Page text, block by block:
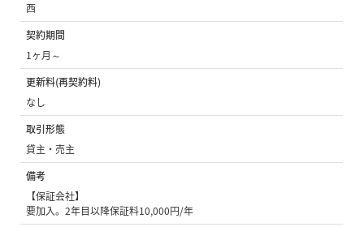
西
契約期間
1ヶ月～
更新料(再契約料)
なし
取引形態
貸主・売主
備考
【保証会社】
要加入。2年目以降保証料10,000円/年